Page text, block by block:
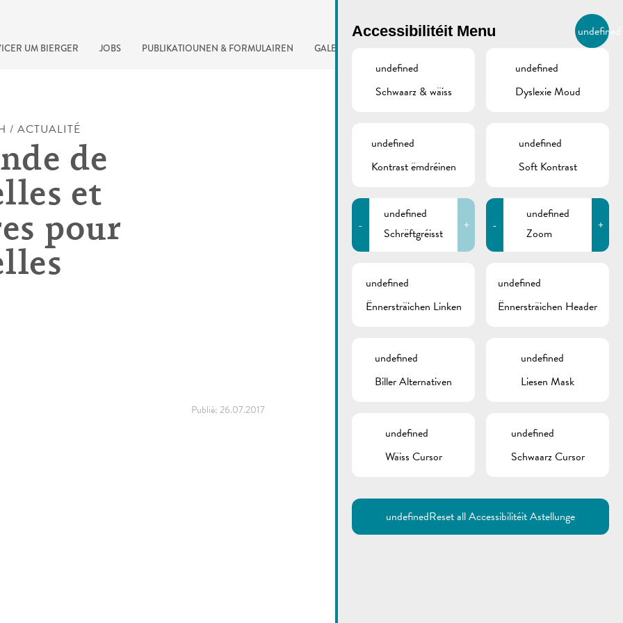
UM BIERGER JOBS PUBLIKATIOUNEN & FORMULAIREN GALERIE LB
BIERGER.REMICH.LU
Utilisez la recherche pour
Comme par exemple des contacts, des
informations ou de documents.
/ ACTUALITÉ
de
et
pour
Publié:26.07.2017
Accessibilitéit Menu undefined
undefined
Schwaarz & wäiss
undefined
Dyslexie Moud
undefined
Kontrast ëmdréinen
undefined
Soft Kontrast
-
undefined
Schrëftgréisst
+ -
undefined
Zoom
+
undefined
Ënnersträichen Linken
undefined
Ënnersträichen Header
undefined
Biller Alternativen
undefined
Liesen Mask
undefined
Wäiss Cursor
undefined
Schwaarz Cursor
undefinedReset all Accessibilitéit Astellunge